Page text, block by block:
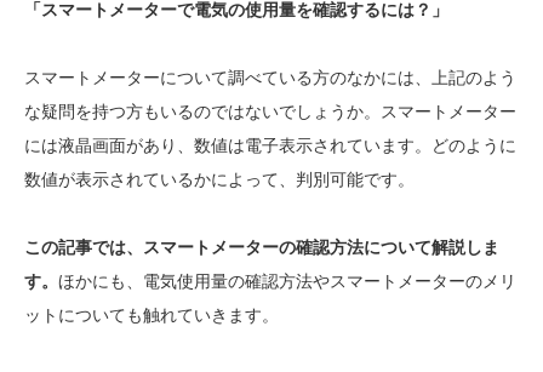
「スマートメーターで電気の使用量を確認するには？」
スマートメーターについて調べている方のなかには、上記のよう
な疑問を持つ方もいるのではないでしょうか。スマートメーター
には液晶画面があり、数値は電子表示されています。どのように
数値が表示されているかによって、判別可能です。
この記事では、スマートメーターの確認方法について解説しま
す。 ほかにも、電気使用量の確認方法やスマートメーターのメリ
ットについても触れていきます。